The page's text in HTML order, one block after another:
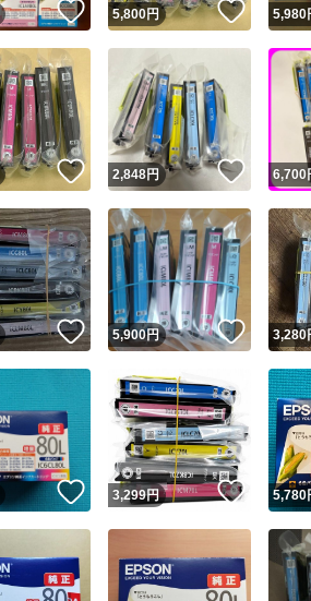
いいね！
5,800円 いいね
5,980
いいね！
2,848円 いいね
6,700
いいね！
5,900円 いいね
3,280
いいね！
3,299円 いいね
5,780